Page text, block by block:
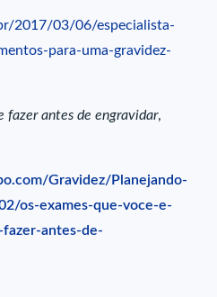
2017/03/06/especialista-
para-uma-gravidez-
fazer antes de engravidar,
Gravidez/Planejando-
os-exames-que-voce-e-
antes-de-